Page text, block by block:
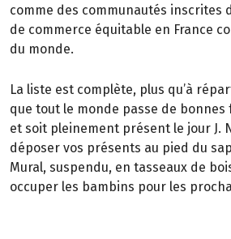
comme des communautés inscrites
de commerce équitable en France
du monde.
La liste est complète, plus qu’à
que tout le monde passe de bonnes
et soit pleinement présent le jour J.
déposer vos présents au pied du
Mural, suspendu, en tasseaux de
occuper les bambins pour les